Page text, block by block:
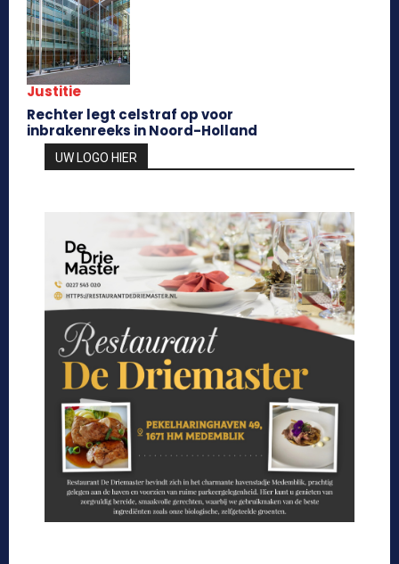
Justitie
Rechter legt celstraf op voor
inbrakenreeks in Noord-Holland
UW LOGO HIER